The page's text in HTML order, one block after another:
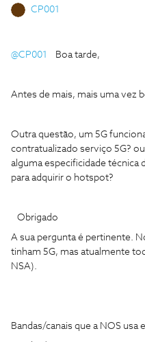
CP001
@CP001 Boa tarde,
Antes de mais, mais uma vez
Outra questão, um 5G
contratualizado serviço 5G?
alguma especificidade técnica
para adquirir o hotspot?
Obrigado
A sua pergunta é pertinente.
tinham 5G, mas atualmente
NSA).
Bandas/canais que a NOS usa